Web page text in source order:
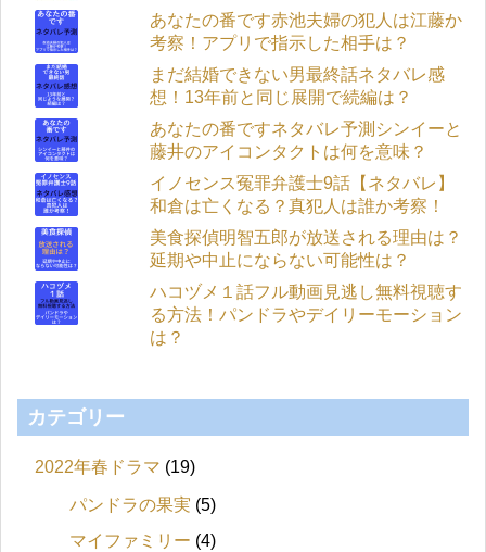
あなたの番です赤池夫婦の犯人は江藤か
考察！アプリで指示した相手は？
まだ結婚できない男最終話ネタバレ感
想！13年前と同じ展開で続編は？
あなたの番ですネタバレ予測シンイーと
藤井のアイコンタクトは何を意味？
イノセンス冤罪弁護士9話【ネタバレ】
和倉は亡くなる？真犯人は誰か考察！
美食探偵明智五郎が放送される理由は？
延期や中止にならない可能性は？
ハコヅメ１話フル動画見逃し無料視聴す
る方法！パンドラやデイリーモーション
は？
カテゴリー
2022年春ドラマ (19)
パンドラの果実 (5)
マイファミリー (4)